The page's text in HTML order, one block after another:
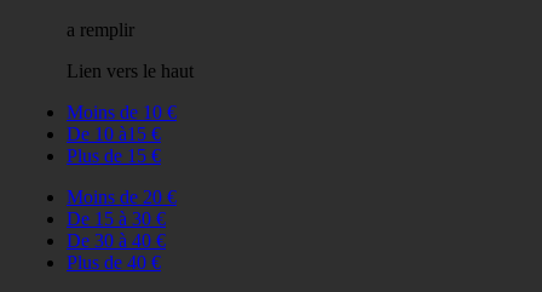
a remplir
Lien vers le haut
Moins de 10 €
De 10 à15 €
Plus de 15 €
Moins de 20 €
De 15 à 30 €
De 30 à 40 €
Plus de 40 €